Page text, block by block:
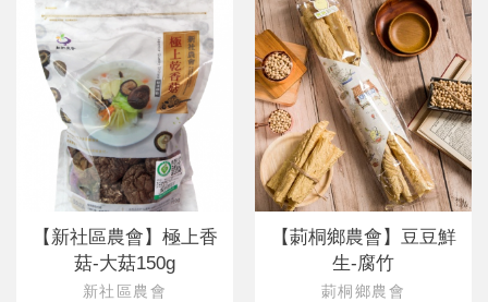
【新社區農會】極上香
菇-大菇150g
新社區農會
【莿桐鄉農會】豆豆鮮
生-腐竹
莿桐鄉農會